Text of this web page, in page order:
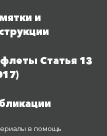
и
Статья 13
в помощь